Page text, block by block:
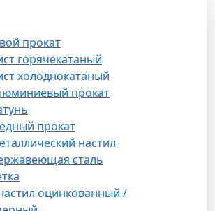
прокат
горячекатаный
холоднокатаный
прокат
прокат
настил
сталь
оцинкованный /